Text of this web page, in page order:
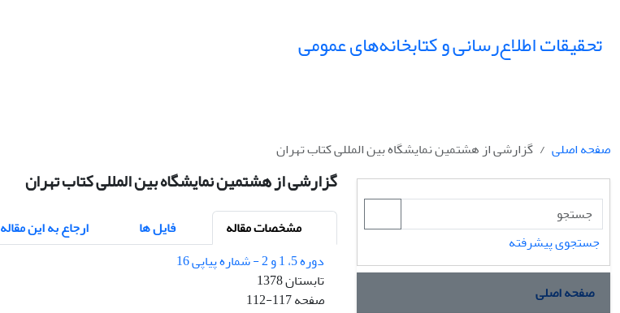
تحقیقات اطلاع‌رسانی و کتابخانه‌های عمومی
صفحه اصلی گزارشی از هشتمین نمایشگاه بین المللی کتاب تهران
گزارشی از هشتمین نمایشگاه بین المللی کتاب تهران
مشخصات مقاله فایل ها ارجاع به این مقاله
دوره 5، 1 و 2 - شماره پیاپی 16
تابستان 1378
صفحه112-117
جستجوی پیشرفته
صفحه اصلی